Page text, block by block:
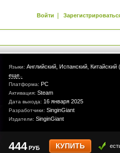
Войти |
Языки: Английский, Испанский, Китайский
еще..
Платформа: PC
Активация: Steam
Дата выхода: 16 января 2025
Разработчики: SinginGiant
Издатели: SinginGiant
444РУБ КУПИТЬ